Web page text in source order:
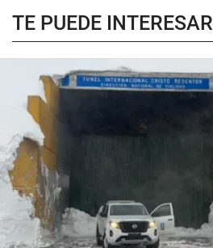
TE PUEDE INTERESAR